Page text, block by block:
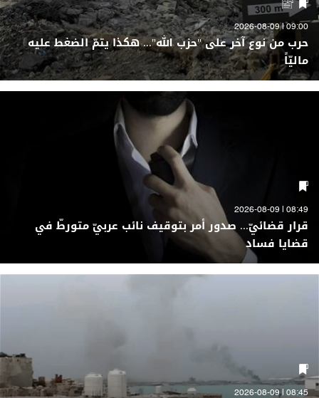
09:00 | 2026-08-09
حرب من نوع آخر على "حزب الله"... هكذا يتمّ الضغط عليه
ماليّاً
08:49 | 2026-08-09
قرار قضائيّ... صدور أمر بتوقيف نائب عربيّ متورطّ في
قضايا فساد
08:45 | 2026-08-09